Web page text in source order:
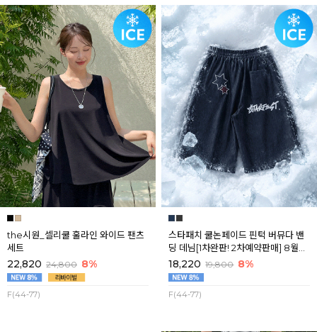
the시원_셀리쿨 훌라인 와이드 팬츠
세트
22,820 24,800 8%
F(44-77)
스타패치 쿨논페이드 핀턱 버뮤다 밴
딩 데님[1차완판! 2차예약판매] 8월셋
째주 순차배송
18,220 19,800 8%
F(44-77)